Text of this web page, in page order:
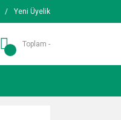
/ Yeni Üyelik
Toplam -